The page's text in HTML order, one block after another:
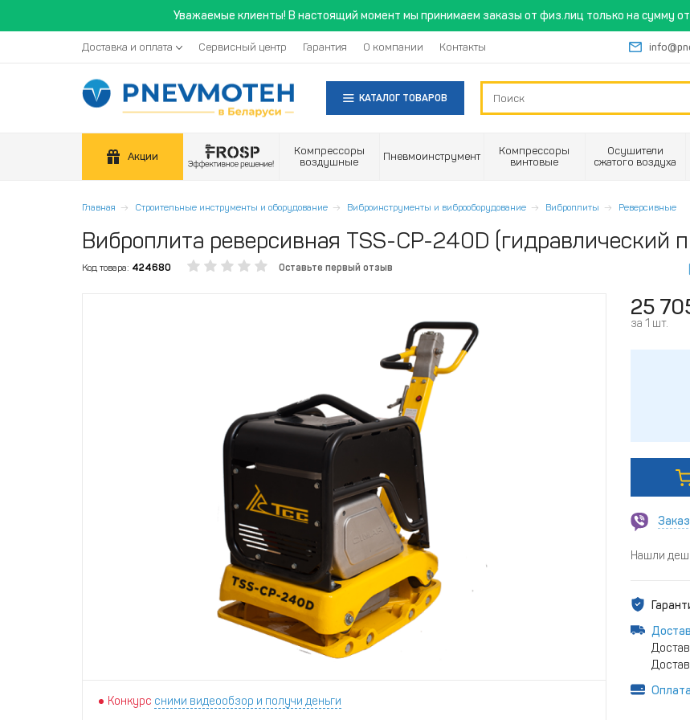
Уважаемые клиенты! В настоящий момент мы принимаем заказы от физ.лиц только на сумму от
Доставка и оплата Сервисный центр Гарантия О компании Контакты
КАТАЛОГ ТОВАРОВ
Акции
Компрессоры
воздушные
Пневмоинструмент
Компрессоры
винтовые
Осушители
сжатого воздуха
Главная Строительные инструменты и оборудование Виброинструменты и виброоборудование Виброплиты Реверсивные
Виброплита реверсивная TSS-CP-240D (гидравлический
Код товара: 424680 Оставьте первый отзыв
Конкурс сними видеообзор и получи деньги
25
за 1 шт.
Нашли
Оплата